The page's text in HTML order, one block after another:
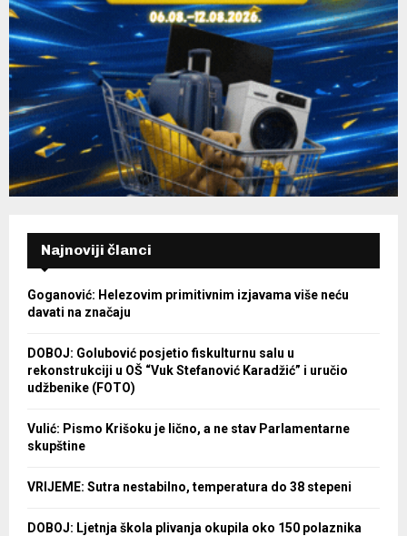
Najnoviji članci
Goganović: Helezovim primitivnim izjavama više neću
davati na značaju
DOBOJ: Golubović posjetio fiskulturnu salu u
rekonstrukciji u OŠ “Vuk Stefanović Karadžić” i uručio
udžbenike (FOTO)
Vulić: Pismo Krišoku je lično, a ne stav Parlamentarne
skupštine
VRIJEME: Sutra nestabilno, temperatura do 38 stepeni
DOBOJ: Ljetnja škola plivanja okupila oko 150 polaznika